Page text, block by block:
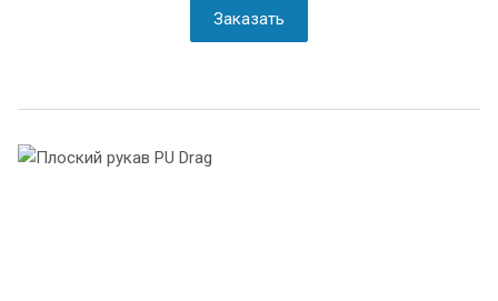
Заказать